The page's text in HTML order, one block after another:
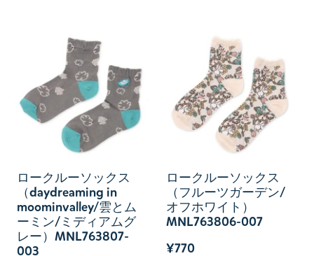
ロークルーソックス
（daydreaming in
moominvalley/雲とム
ーミン/ミディアムグ
レー）MNL763807-
003
ロークルーソックス
（フルーツガーデン/
オフホワイト）
MNL763806-007
¥770